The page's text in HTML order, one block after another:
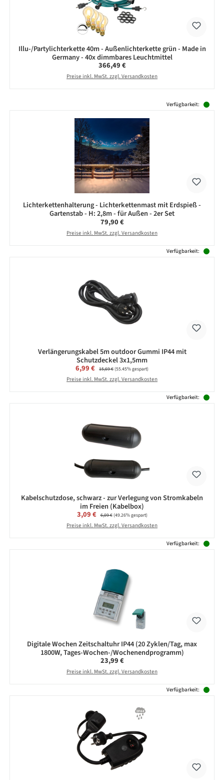
Illu-/Partylichterkette 40m - Außenlichterkette grün - Made in
Germany - 40x dimmbares Leuchtmittel
Regulärer Preis:
366,49 €
Preise inkl. MwSt. zzgl. Versandkosten
Verfügbarkeit:
Lichterkettenhalterung - Lichterkettenmast mit Erdspieß -
Gartenstab - H: 2,8m - für Außen - 2er Set
Regulärer Preis:
79,90 €
Preise inkl. MwSt. zzgl. Versandkosten
Verfügbarkeit:
Verlängerungskabel 5m outdoor Gummi IP44 mit
Schutzdeckel 3x1,5mm
Verkaufspreis:
6,99 € Regulärer Preis:
15,69 €(55.45% gespart)
Preise inkl. MwSt. zzgl. Versandkosten
Verfügbarkeit:
Kabelschutzdose, schwarz - zur Verlegung von Stromkabeln
im Freien (Kabelbox)
Verkaufspreis:
3,09 € Regulärer Preis:
6,09 €(49.26% gespart)
Preise inkl. MwSt. zzgl. Versandkosten
Verfügbarkeit:
Digitale Wochen Zeitschaltuhr IP44 (20 Zyklen/Tag, max
1800W, Tages-Wochen-/Wochenendprogramm)
Regulärer Preis:
23,99 €
Preise inkl. MwSt. zzgl. Versandkosten
Verfügbarkeit: